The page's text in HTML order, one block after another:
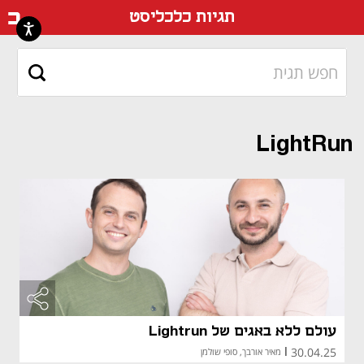
תגיות כלכליסט
LightRun
עולם ללא באגים של Lightrun
30.04.25 מאיר אורבך, סופי שולמן